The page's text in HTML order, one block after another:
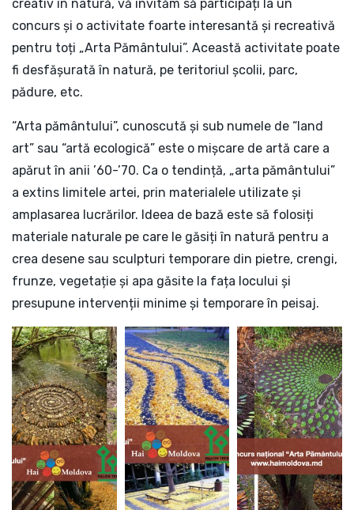
creativ în natură, vă invităm să participați la un
concurs și o activitate foarte interesantă și recreativă
pentru toți „Arta Pământului”. Această activitate poate
fi desfășurată în natură, pe teritoriul școlii, parc,
pădure, etc.
“Arta pământului”, cunoscută și sub numele de “land
art” sau “artă ecologică” este o mișcare de artă care a
apărut în anii ’60-’70. Ca o tendință, „arta pământului”
a extins limitele artei, prin materialele utilizate și
amplasarea lucrărilor. Ideea de bază este să folosiți
materiale naturale pe care le găsiți în natură pentru a
crea desene sau sculpturi temporare din pietre, crengi,
frunze, vegetație și apa găsite la fața locului și
presupune intervenții minime și temporare în peisaj.